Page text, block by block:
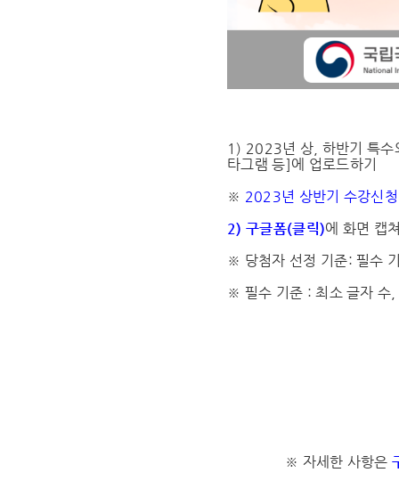
1) 2023년 상, 하반기 특수
타그램 등]에 업로드하기
※ 2023년 상반기 수강신
2) 구글폼(클릭)에 화면 캡
※ 당첨자 선정 기준: 필수
※ 필수 기준 : 최소 글자 수
※ 자세한 사항은